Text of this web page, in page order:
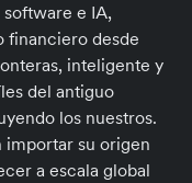
e IA,
financiero desde
inteligente y
del antiguo
los nuestros.
su origen
a escala global